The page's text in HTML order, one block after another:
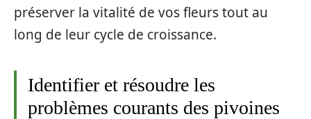
préserver la vitalité de vos fleurs tout au
long de leur cycle de croissance.
Identifier et résoudre les
problèmes courants des pivoines